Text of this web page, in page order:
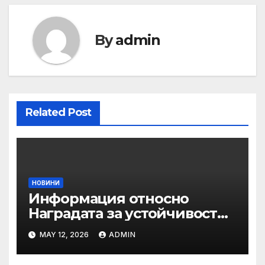
Byadmin
Related Post
НОВИНИ
Информация относно
Наградата за устойчивост
на ОАЕ „Зайед“
MAY 12, 2026 ADMIN